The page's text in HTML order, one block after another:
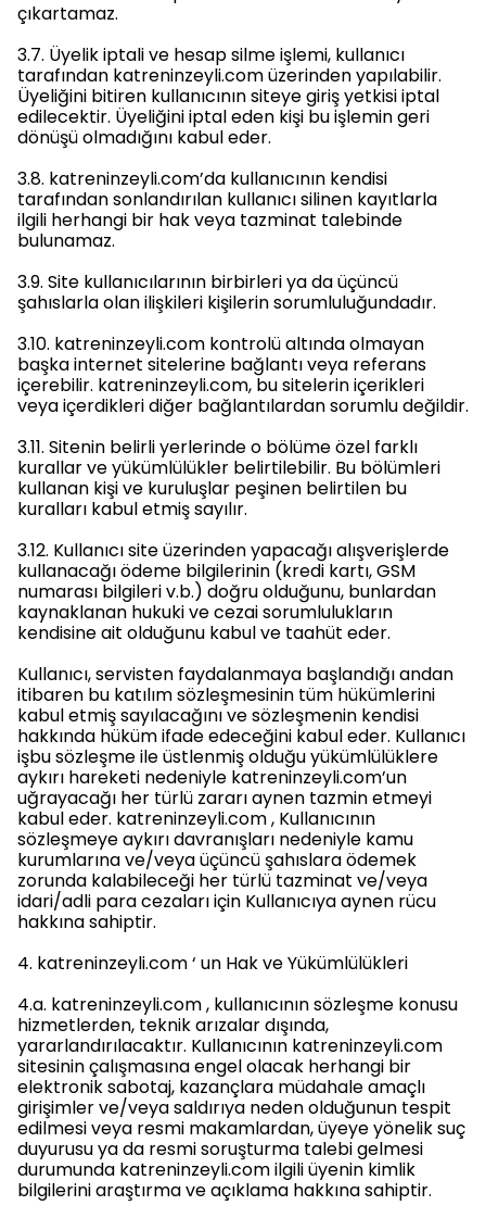
çıkartamaz.
3.7. Üyelik iptali ve hesap silme işlemi, kullanıcı
tarafından katreninzeyli.com üzerinden yapılabilir.
Üyeliğini bitiren kullanıcının siteye giriş yetkisi iptal
edilecektir. Üyeliğini iptal eden kişi bu işlemin geri
dönüşü olmadığını kabul eder.
3.8. katreninzeyli.com’da kullanıcının kendisi
tarafından sonlandırılan kullanıcı silinen kayıtlarla
ilgili herhangi bir hak veya tazminat talebinde
bulunamaz.
3.9. Site kullanıcılarının birbirleri ya da üçüncü
şahıslarla olan ilişkileri kişilerin sorumluluğundadır.
3.10. katreninzeyli.com kontrolü altında olmayan
başka internet sitelerine bağlantı veya referans
içerebilir. katreninzeyli.com, bu sitelerin içerikleri
veya içerdikleri diğer bağlantılardan sorumlu değildir.
3.11. Sitenin belirli yerlerinde o bölüme özel farklı
kurallar ve yükümlülükler belirtilebilir. Bu bölümleri
kullanan kişi ve kuruluşlar peşinen belirtilen bu
kuralları kabul etmiş sayılır.
3.12. Kullanıcı site üzerinden yapacağı alışverişlerde
kullanacağı ödeme bilgilerinin (kredi kartı, GSM
numarası bilgileri v.b.) doğru olduğunu, bunlardan
kaynaklanan hukuki ve cezai sorumlulukların
kendisine ait olduğunu kabul ve taahüt eder.
Kullanıcı, servisten faydalanmaya başlandığı andan
itibaren bu katılım sözleşmesinin tüm hükümlerini
kabul etmiş sayılacağını ve sözleşmenin kendisi
hakkında hüküm ifade edeceğini kabul eder. Kullanıcı
işbu sözleşme ile üstlenmiş olduğu yükümlülüklere
aykırı hareketi nedeniyle katreninzeyli.com’un
uğrayacağı her türlü zararı aynen tazmin etmeyi
kabul eder. katreninzeyli.com , Kullanıcının
sözleşmeye aykırı davranışları nedeniyle kamu
kurumlarına ve/veya üçüncü şahıslara ödemek
zorunda kalabileceği her türlü tazminat ve/veya
idari/adli para cezaları için Kullanıcıya aynen rücu
hakkına sahiptir.
4. katreninzeyli.com ‘ un Hak ve Yükümlülükleri
4.a. katreninzeyli.com , kullanıcının sözleşme konusu
hizmetlerden, teknik arızalar dışında,
yararlandırılacaktır. Kullanıcının katreninzeyli.com
sitesinin çalışmasına engel olacak herhangi bir
elektronik sabotaj, kazançlara müdahale amaçlı
girişimler ve/veya saldırıya neden olduğunun tespit
edilmesi veya resmi makamlardan, üyeye yönelik suç
duyurusu ya da resmi soruşturma talebi gelmesi
durumunda katreninzeyli.com ilgili üyenin kimlik
bilgilerini araştırma ve açıklama hakkına sahiptir.